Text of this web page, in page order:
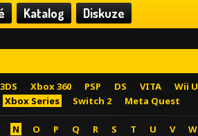
Katalog Diskuze
3DS Xbox 360 PSP DS VITA Wii U
Xbox Series Switch 2 Meta Quest
N O P Q R S T U V W